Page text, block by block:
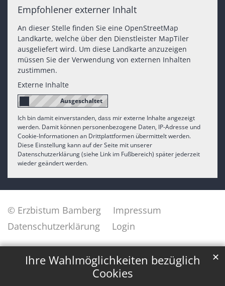
Ihre Wahlmöglichkeiten bezüglich
Cookies
✕
Empfohlener externer Inhalt
An dieser Stelle finden Sie eine OpenStreetMap
Landkarte, welche über den Dienstleister MapTiler
ausgeliefert wird. Um diese Landkarte anzuzeigen
müssen Sie der Verwendung von externen Inhalten
zustimmen.
Externe Inhalte
Ich bin damit einverstanden, dass mir externe Inhalte angezeigt
werden. Damit können personenbezogene Daten, IP-Adresse und
Cookie-Informationen an Drittplattformen übermittelt werden.
Diese Einstellung kann auf der Seite mit unserer
Datenschutzerklärung (siehe Link im Fußbereich) später jederzeit
wieder geändert werden.
© Erzbistum Bamberg
Impressum
Datenschutzerklärung
Login